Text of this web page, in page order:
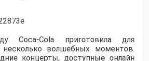
Coca-Cola приготовила для
несколько волшебных моментов.
концерты, доступные онлайн